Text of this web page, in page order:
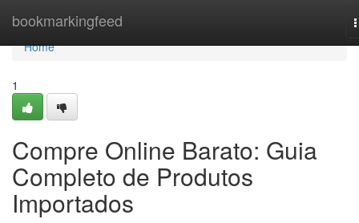
bookmarkingfeed
Home
Home
1
Compre Online Barato: Guia
Completo de Produtos
Importados